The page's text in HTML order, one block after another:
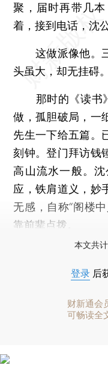
聚，届时再带几
着，接到电话，沈
这做派像他。三
头虽大，却无挂碍。
那时的《读书》
做，孤胆破局，一
先生一下给五篇。
刻钟。登门拜访钱
高山流水一般。
应，铁肩道义，妙
无感，自称“阁楼
靠前辈点拨。
本文共
登录 后
财新通会
可畅读全